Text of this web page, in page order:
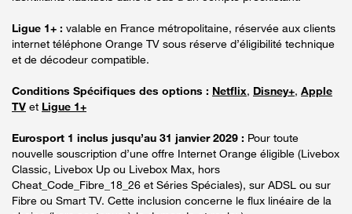
Ligue 1+ : valable en France métropolitaine, réservée aux clients
internet téléphone Orange TV sous réserve d’éligibilité technique
et de décodeur compatible.
Conditions Spécifiques des options : Netflix, Disney+, Apple
TV et Ligue 1+
Eurosport 1 inclus jusqu’au 31 janvier 2029 : Pour toute
nouvelle souscription d’une offre Internet Orange éligible (Livebox
Classic, Livebox Up ou Livebox Max, hors
Cheat_Code_Fibre_18_26 et Séries Spéciales), sur ADSL ou sur
Fibre ou Smart TV. Cette inclusion concerne le flux linéaire de la